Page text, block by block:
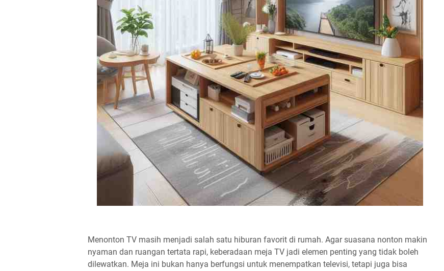
Menonton TV masih menjadi salah satu hiburan favorit di rumah. Agar suasana nonton makin
nyaman dan ruangan tertata rapi, keberadaan meja TV jadi elemen penting yang tidak boleh
dilewatkan. Meja ini bukan hanya berfungsi untuk menempatkan televisi, tetapi juga bisa